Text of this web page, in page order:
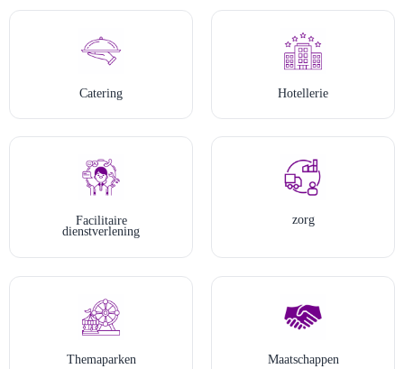
Catering Hotellerie
Facilitaire
dienstverlening
zorg
Themaparken Maatschappen